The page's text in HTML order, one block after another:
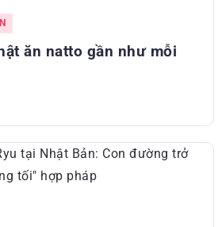
ăn natto gần như mỗi